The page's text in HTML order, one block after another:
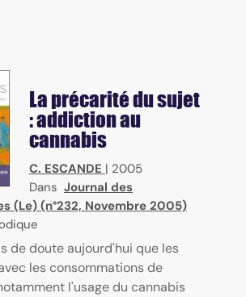
La précarité du sujet
: addiction au
cannabis
C. ESCANDE | 2005
Dans Journal des
(Le) (n°232, Novembre 2005)
de doute aujourd'hui que les
les consommations de
l'usage du cannabis